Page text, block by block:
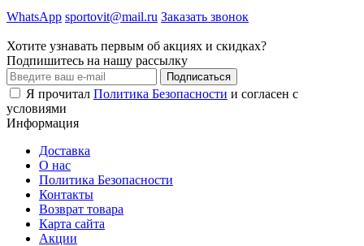
WhatsApp sportovit@mail.ru Заказать звонок
Хотите узнавать первым об акциях и скидках?
Подпишитесь на нашу рассылку
Подписаться
Я прочитал Политика Безопасности и согласен с
условиями
Информация
Доставка
О нас
Политика Безопасности
Контакты
Возврат товара
Карта сайта
Акции